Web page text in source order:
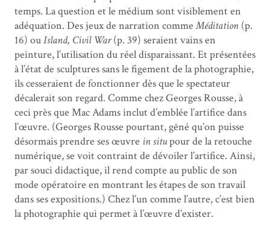
temps. La question et le médium sont visiblement en
adéquation. Des jeux de narration commeMéditation (p.
16) ouIsland, Civil War(p. 39) seraient vains en
peinture, l’utilisation du réel disparaissant. Et présentées
à l’état de sculptures sans le figement de la photographie,
ils cesseraient de fonctionner dès que le spectateur
décalerait son regard. Comme chez Georges Rousse, à
ceci près que Mac Adams inclut d’emblée l’artifice dans
l’œuvre. (Georges Rousse pourtant, gêné qu’on puisse
désormais prendre ses œuvre in situpour de la retouche
numérique, se voit contraint de dévoiler l’artifice. Ainsi,
par souci didactique, il rend compte au public de son
mode opératoire en montrant les étapes de son travail
dans ses expositions.) Chez l’un comme l’autre, c’est bien
la photographie qui permet à l’œuvre d’exister.